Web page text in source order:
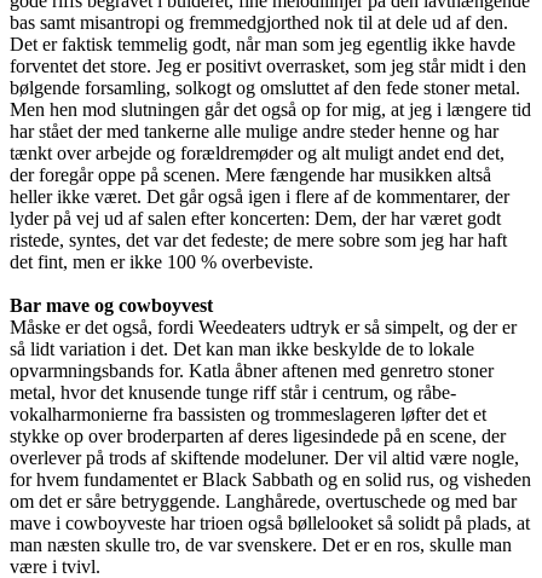
bas samt misantropi og fremmedgjorthed nok til at dele ud af den.
Det er faktisk temmelig godt, når man som jeg egentlig ikke havde
forventet det store. Jeg er positivt overrasket, som jeg står midt i den
bølgende forsamling, solkogt og omsluttet af den fede stoner metal.
Men hen mod slutningen går det også op for mig, at jeg i længere tid
har stået der med tankerne alle mulige andre steder henne og har
tænkt over arbejde og forældremøder og alt muligt andet end det,
der foregår oppe på scenen. Mere fængende har musikken altså
heller ikke været. Det går også igen i flere af de kommentarer, der
lyder på vej ud af salen efter koncerten: Dem, der har været godt
ristede, syntes, det var det fedeste; de mere sobre som jeg har haft
det fint, men er ikke 100 % overbeviste.
Bar mave og cowboyvest
Måske er det også, fordi Weedeaters udtryk er så simpelt, og der er
så lidt variation i det. Det kan man ikke beskylde de to lokale
opvarmningsbands for. Katla åbner aftenen med genretro stoner
metal, hvor det knusende tunge riff står i centrum, og råbe-
vokalharmonierne fra bassisten og trommeslageren løfter det et
stykke op over broderparten af deres ligesindede på en scene, der
overlever på trods af skiftende modeluner. Der vil altid være nogle,
for hvem fundamentet er Black Sabbath og en solid rus, og visheden
om det er såre betryggende. Langhårede, overtuschede og med bar
mave i cowboyveste har trioen også bøllelooket så solidt på plads, at
man næsten skulle tro, de var svenskere. Det er en ros, skulle man
være i tvivl.